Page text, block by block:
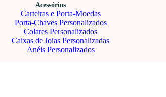
Acessórios
Carteiras e Porta-Moedas
Porta-Chaves Personalizados
Colares Personalizados
Caixas de Joias Personalizadas
Anéis Personalizados